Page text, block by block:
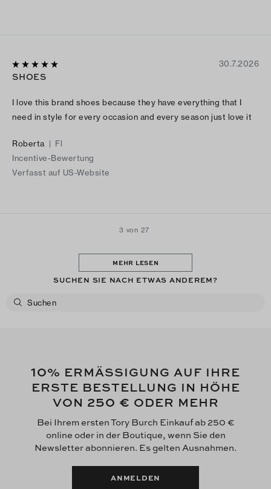
30.7.2026
SHOES
I love this brand shoes because they have everything that I
need in style for every occasion and every season just love it
Roberta | Fl
Incentive-Bewertung
Verfasst auf US-Website
3 von 27
MEHR LESEN
SUCHEN SIE NACH ETWAS ANDEREM?
10% ERMÄSSIGUNG AUF IHRE
ERSTE BESTELLUNG IN HÖHE
VON 250 € ODER MEHR
Bei Ihrem ersten Tory Burch Einkauf ab 250 €
online oder in der Boutique, wenn Sie den
Newsletter abonnieren. Es gelten Ausnahmen.
ANMELDEN